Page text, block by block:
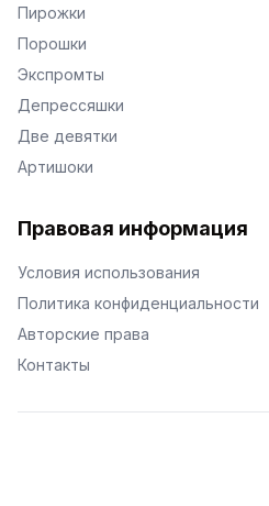
Пирожки
Порошки
Экспромты
Депрессяшки
Две девятки
Артишоки
Правовая информация
Условия использования
Политика конфиденциальности
Авторские права
Контакты